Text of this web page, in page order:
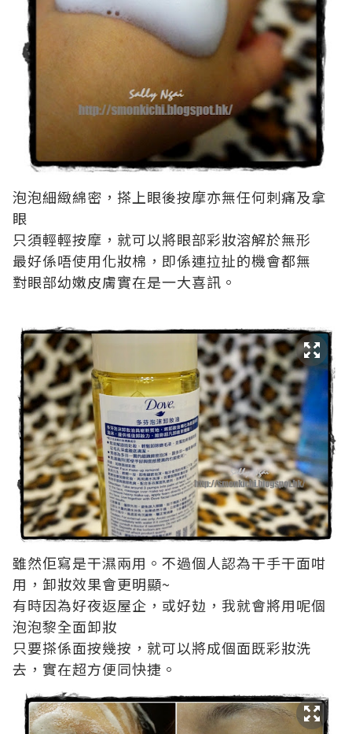
泡泡細緻綿密，搽上眼後按摩亦無任何刺痛及拿
眼
只須輕輕按摩，就可以將眼部彩妝溶解於無形
最好係唔使用化妝棉，即係連拉扯的機會都無
對眼部幼嫩皮膚實在是一大喜訊。
雖然佢寫是干濕兩用。不過個人認為干手干面咁
用，卸妝效果會更明顯~
有時因為好夜返屋企，或好攰，我就會將用呢個
泡泡黎全面卸妝
只要搽係面按幾按，就可以將成個面既彩妝洗
去，實在超方便同快捷。